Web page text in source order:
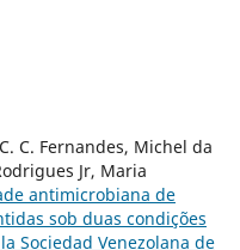
C. Fernandes, Michel da
Jr, Maria
antimicrobiana de
sob duas condições
Sociedad Venezolana de